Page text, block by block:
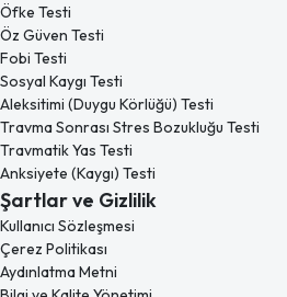
Öfke Testi
Öz Güven Testi
Fobi Testi
Sosyal Kaygı Testi
Aleksitimi (Duygu Körlüğü) Testi
Travma Sonrası Stres Bozukluğu Testi
Travmatik Yas Testi
Anksiyete (Kaygı) Testi
Şartlar ve Gizlilik
Kullanıcı Sözleşmesi
Çerez Politikası
Aydınlatma Metni